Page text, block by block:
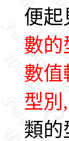
便起
數的
數值
型別
類的